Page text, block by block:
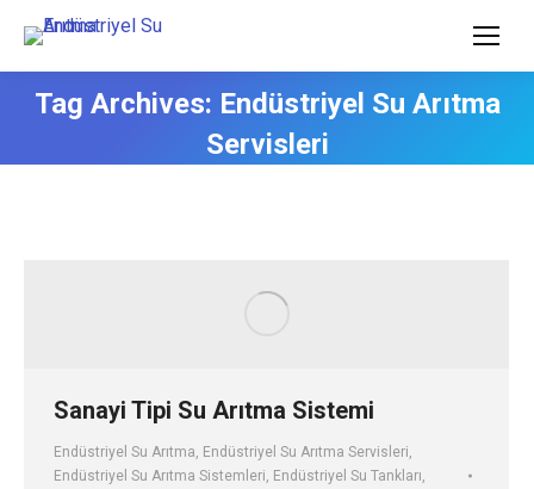
Tag Archives: Endüstriyel Su Arıtma
Servisleri
Sanayi Tipi Su Arıtma Sistemi
Endüstriyel Su Arıtma, Endüstriyel Su Arıtma Servisleri,
Endüstriyel Su Arıtma Sistemleri, Endüstriyel Su Tankları,